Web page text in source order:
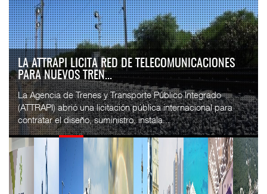
LA ATTRAPI LICITA RED DE TELECOMUNICACIONES
PARA NUEVOS TREN...
La Agencia de Trenes y Transporte Público Integrado
(ATTRAPI) abrió una licitación pública internacional para
contratar el diseño, suministro, instala...